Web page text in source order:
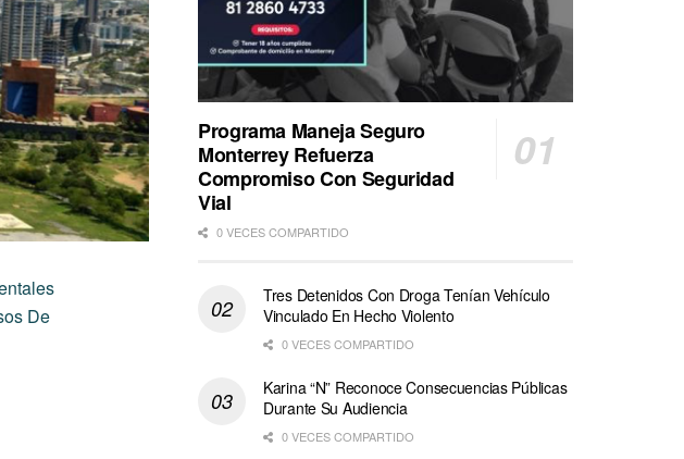
De
Programa Maneja Seguro
Monterrey Refuerza
Compromiso Con Seguridad
Vial
0 VECES COMPARTIDO
Tres Detenidos Con Droga Tenían Vehículo
Vinculado En Hecho Violento
0 VECES COMPARTIDO
Karina “N” Reconoce Consecuencias Públicas
Durante Su Audiencia
0 VECES COMPARTIDO